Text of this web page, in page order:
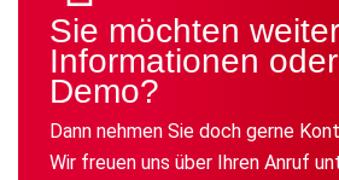
Sie möchten
Informationen
Demo?
Dann nehmen Sie doch gerne
Wir freuen uns über Ihren Anruf